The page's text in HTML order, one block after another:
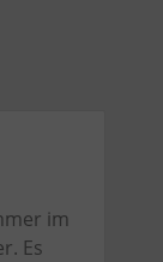
im
Es